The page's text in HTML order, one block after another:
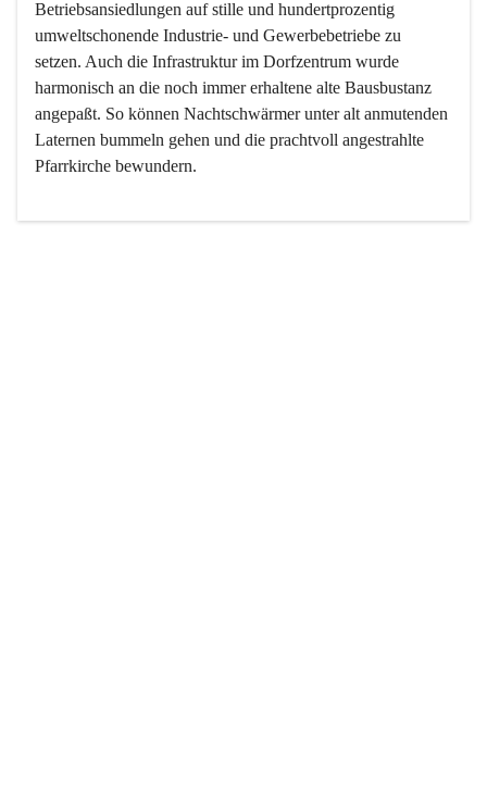
Betriebsansiedlungen auf stille und hundertprozentig
umweltschonende Industrie- und Gewerbebetriebe zu
setzen. Auch die Infrastruktur im Dorfzentrum wurde
harmonisch an die noch immer erhaltene alte Bausbustanz
angepaßt. So können Nachtschwärmer unter alt anmutenden
Laternen bummeln gehen und die prachtvoll angestrahlte
Pfarrkirche bewundern.
Der Weinbau dominert heute nicht mehr, ist aber integrativer